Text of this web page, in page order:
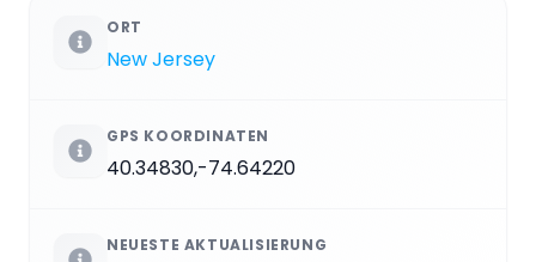
ORT
New Jersey
GPS KOORDINATEN
40.34830,-74.64220
NEUESTE AKTUALISIERUNG